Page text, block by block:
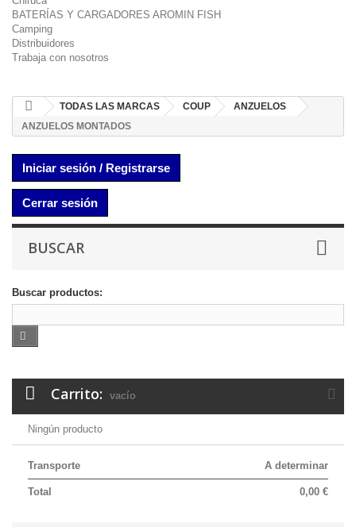
BATERÍAS Y CARGADORES AROMIN FISH
Camping
Distribuidores
Trabaja con nosotros
TODAS LAS MARCAS COUP
ANZUELOS
ANZUELOS MONTADOS
Iniciar sesión / Registrarse
Cerrar sesión
BUSCAR
Buscar productos:
Carrito: vacío
Ningún producto
A determinar
Transporte
0,00 €
Total